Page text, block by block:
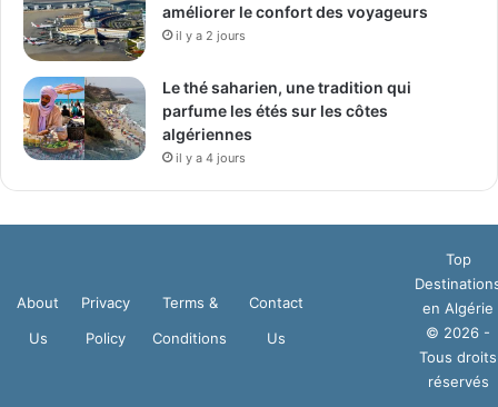
améliorer le confort des voyageurs
il y a 2 jours
Le thé saharien, une tradition qui
parfume les étés sur les côtes
algériennes
il y a 4 jours
About
Us
Privacy
Policy
Terms &
Conditions
Contact
Us
Top
en Algérie
© 2026 -
Tous droits
réservés